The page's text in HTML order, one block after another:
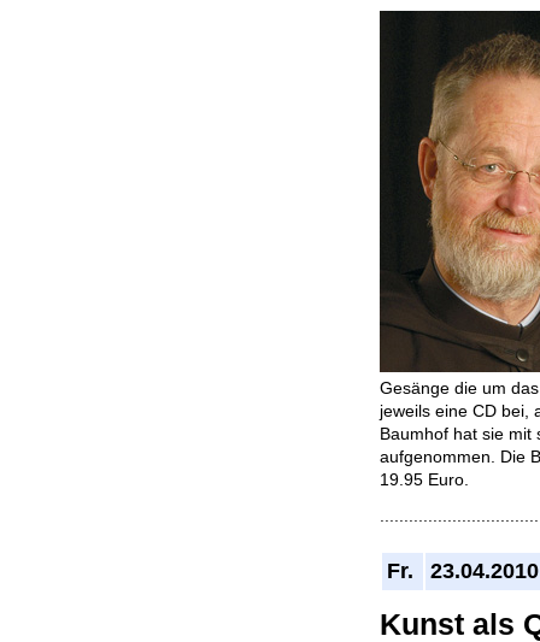
Gesänge die um
jeweils eine CD bei,
Baumhof hat sie mit
aufgenommen. Die
19.95 Euro.
Fr. 23.04.2010
Kunst als